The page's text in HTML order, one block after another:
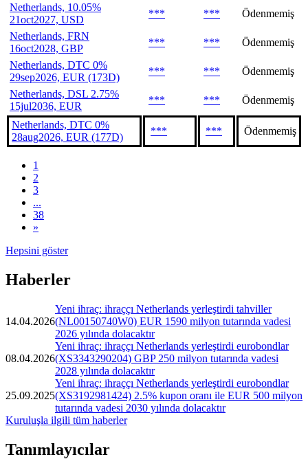
Netherlands, 10.05%
21oct2027, USD
*** ***
Ödenmemiş
Netherlands, FRN
16oct2028, GBP
*** ***
Ödenmemiş
Netherlands, DTC 0%
29sep2026, EUR (173D)
*** ***
Ödenmemiş
Netherlands, DSL 2.75%
15jul2036, EUR
*** *** Ödenmemiş
Netherlands, DTC 0%
28aug2026, EUR (177D)
*** *** Ödenmemiş
1
2
3
...
38
»
Hepsini göster
Haberler
14.04.2026
Yeni ihraç: ihraççı Netherlands yerleştirdi tahviller
(NL00150740W0) EUR 1590 milyon tutarında vadesi
2026 yılında dolacaktır
08.04.2026
Yeni ihraç: ihraççı Netherlands yerleştirdi eurobondlar
(XS3343290204) GBP 250 milyon tutarında vadesi
2028 yılında dolacaktır
25.09.2025
Yeni ihraç: ihraççı Netherlands yerleştirdi eurobondlar
(XS3192981424) 2.5% kupon oranı ile EUR 500 milyon
tutarında vadesi 2030 yılında dolacaktır
Kuruluşla ilgili tüm haberler
Tanımlayıcılar